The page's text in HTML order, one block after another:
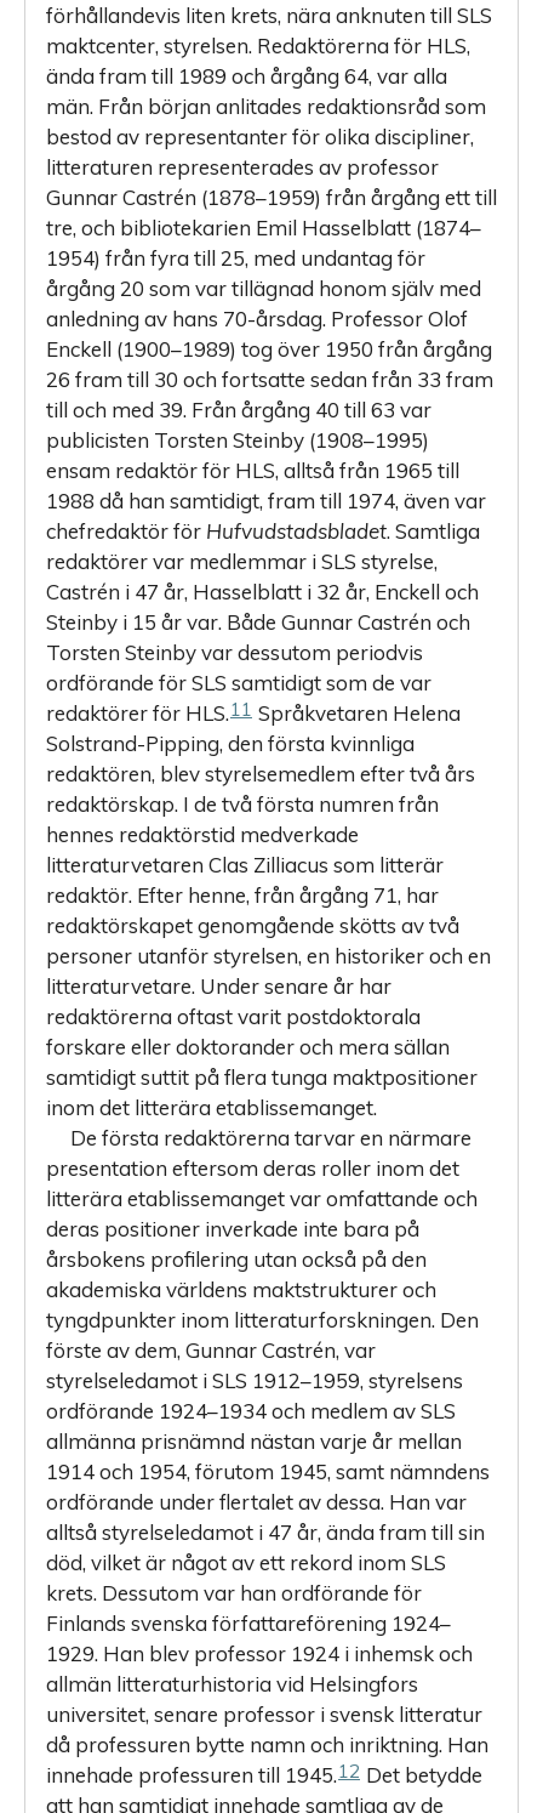
förhållandevis liten krets, nära anknuten till SLS
maktcenter, styrelsen. Redaktörerna för HLS,
ända fram till 1989 och årgång 64, var alla
män. Från början anlitades redaktionsråd som
bestod av representanter för olika discipliner,
litte­raturen representerades av professor
Gunnar Castrén (1878–1959) från årgång ett till
tre, och bibliotekarien Emil Hasselblatt (1874–
1954) från fyra till 25, med undantag för
årgång 20 som var tillägnad honom själv med
anledning av hans 70-årsdag. Professor Olof
Enckell (1900–1989) tog över 1950 från årgång
26 fram till 30 och fortsatte sedan från 33 fram
till och med 39. Från årgång 40 till 63 var
publicisten Torsten Steinby (1908–1995)
ensam redaktör för HLS, alltså från 1965 till
1988 då han samtidigt, fram till 1974, även var
chefredaktör för Hufvudstadsbladet. Samtliga
redaktörer var medlemmar i SLS styrelse,
Castrén i 47 år, Hasselblatt i 32 år, Enckell och
Steinby i 15 år var. Både ­Gunnar Castrén och
Torsten Steinby var dessutom periodvis
ordförande för SLS samtidigt som de var
redaktörer för HLS.11 ­Språkvetaren Helena
Solstrand-Pipping, den första kvinnliga
redaktören, blev styrelsemedlem efter två års
redaktörskap. I de två första numren från
hennes redaktörstid medverkade
litteraturvetaren Clas Zilliacus som litterär
redaktör. Efter henne, från årgång 71, har
redaktörskapet genomgående skötts av två
personer utanför styrelsen, en historiker och en
litteraturvetare. Under senare år har
redaktörerna oftast varit postdoktorala
forskare eller doktorander och mera sällan
samtidigt suttit på flera tunga maktpositioner
inom det litterära etablissemanget.
De första redaktörerna tarvar en närmare
presentation eftersom deras roller inom det
litterära etablissemanget var omfattande och
deras positioner inverkade inte bara på
årsbokens profilering utan också på den
akademiska världens maktstrukturer och
tyngdpunkter inom litteraturforskningen. Den
förste av dem, Gunnar Castrén, var
styrelseledamot i SLS 1912–1959, styrelsens
ordförande 1924–1934 och medlem av SLS
allmänna prisnämnd nästan varje år mellan
1914 och 1954, förutom 1945, samt nämndens
ordförande under flertalet av dessa. Han var
alltså styrelseledamot i 47 år, ända fram till sin
död, vilket är något av ett rekord inom SLS
krets. Dessutom var han ordförande för
Finlands svenska författareförening 1924–
1929. Han blev professor 1924 i inhemsk och
allmän litteraturhistoria vid Helsingfors
universitet, senare professor i svensk litteratur
då professuren bytte namn och inriktning. Han
innehade professuren till 1945.12 Det betydde
att han samtidigt innehade samtliga av de